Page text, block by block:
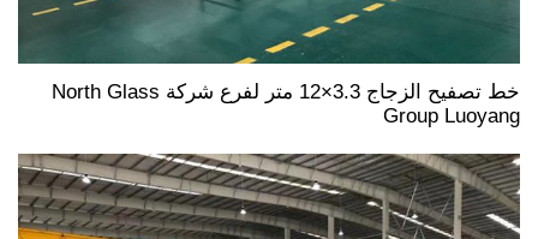
خط تصفيح الزجاج 3.3×12 متر لفرع شركة North Glass
Group Luoyang